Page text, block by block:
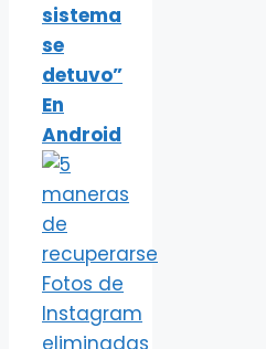
sistema
se
detuvo”
En
Android